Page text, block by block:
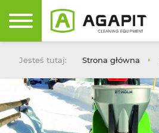
Jesteś tutaj: Strona główna